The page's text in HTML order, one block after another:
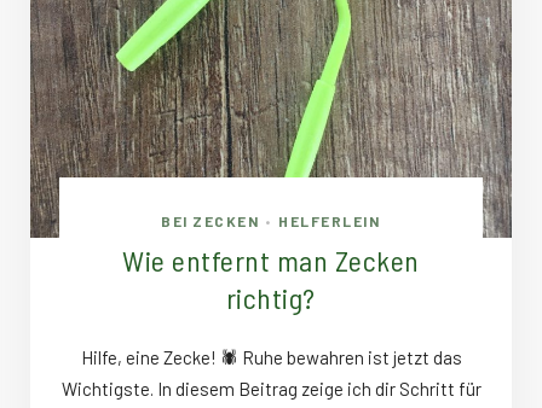
BEI ZECKEN • HELFERLEIN
Wie entfernt man Zecken
richtig?
Hilfe, eine Zecke! 🕷️ Ruhe bewahren ist jetzt das
Wichtigste. In diesem Beitrag zeige ich dir Schritt für